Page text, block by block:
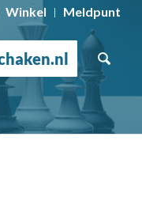
Winkel Meldpunt